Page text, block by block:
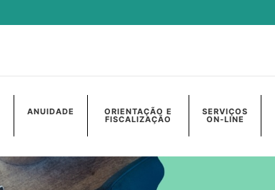
ANUIDADE ORIENTAÇÃO E
FISCALIZAÇÃO
SERVIÇOS
ON-LINE